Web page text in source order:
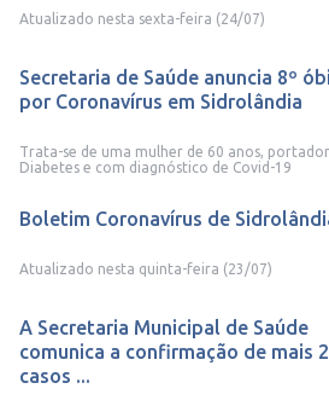
Atualizado nesta sexta-feira (24/07)
Secretaria de Saúde anuncia 8º
por Coronavírus em Sidrolândia
Trata-se de uma mulher de 60 anos,
Diabetes e com diagnóstico de Covid-19
Boletim Coronavírus de
Atualizado nesta quinta-feira (23/07)
A Secretaria Municipal de Saúde
comunica a confirmação de mais
casos ...